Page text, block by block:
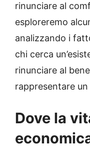
rinunciare al
esploreremo
analizzando i
chi cerca
rinunciare al
rappresentare
Dove la